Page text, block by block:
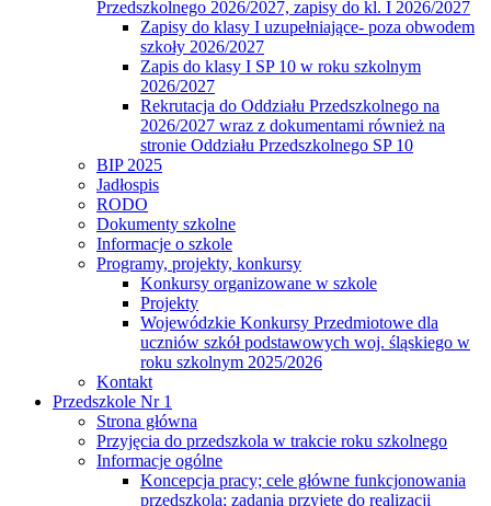
Przedszkolnego 2026/2027, zapisy do kl. I 2026/2027
Zapisy do klasy I uzupełniające- poza obwodem
szkoły 2026/2027
Zapis do klasy I SP 10 w roku szkolnym
2026/2027
Rekrutacja do Oddziału Przedszkolnego na
2026/2027 wraz z dokumentami również na
stronie Oddziału Przedszkolnego SP 10
BIP 2025
Jadłospis
RODO
Dokumenty szkolne
Informacje o szkole
Programy, projekty, konkursy
Konkursy organizowane w szkole
Projekty
Wojewódzkie Konkursy Przedmiotowe dla
uczniów szkół podstawowych woj. śląskiego w
roku szkolnym 2025/2026
Kontakt
Przedszkole Nr 1
Strona główna
Przyjęcia do przedszkola w trakcie roku szkolnego
Informacje ogólne
Koncepcja pracy; cele główne funkcjonowania
przedszkola; zadania przyjęte do realizacji